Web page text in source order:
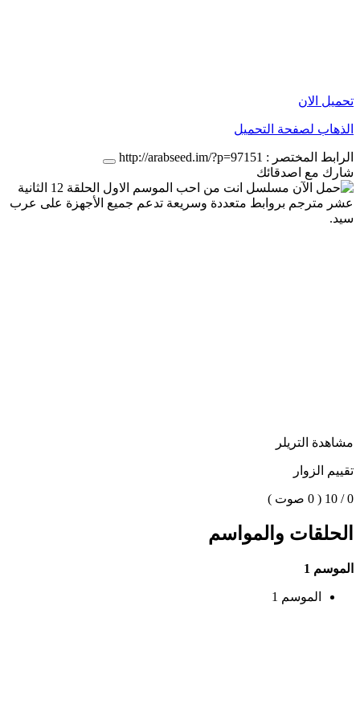
تحميل الان
الذهاب لصفحة التحميل
الرابط المختصر : http://arabseed.im/?p=97151
شارك مع اصدقائك
مشاهدة التريلر
تقييم الزوار
0 / 10 ( 0 صوت )
الحلقات والمواسم
الموسم 1
الموسم 1